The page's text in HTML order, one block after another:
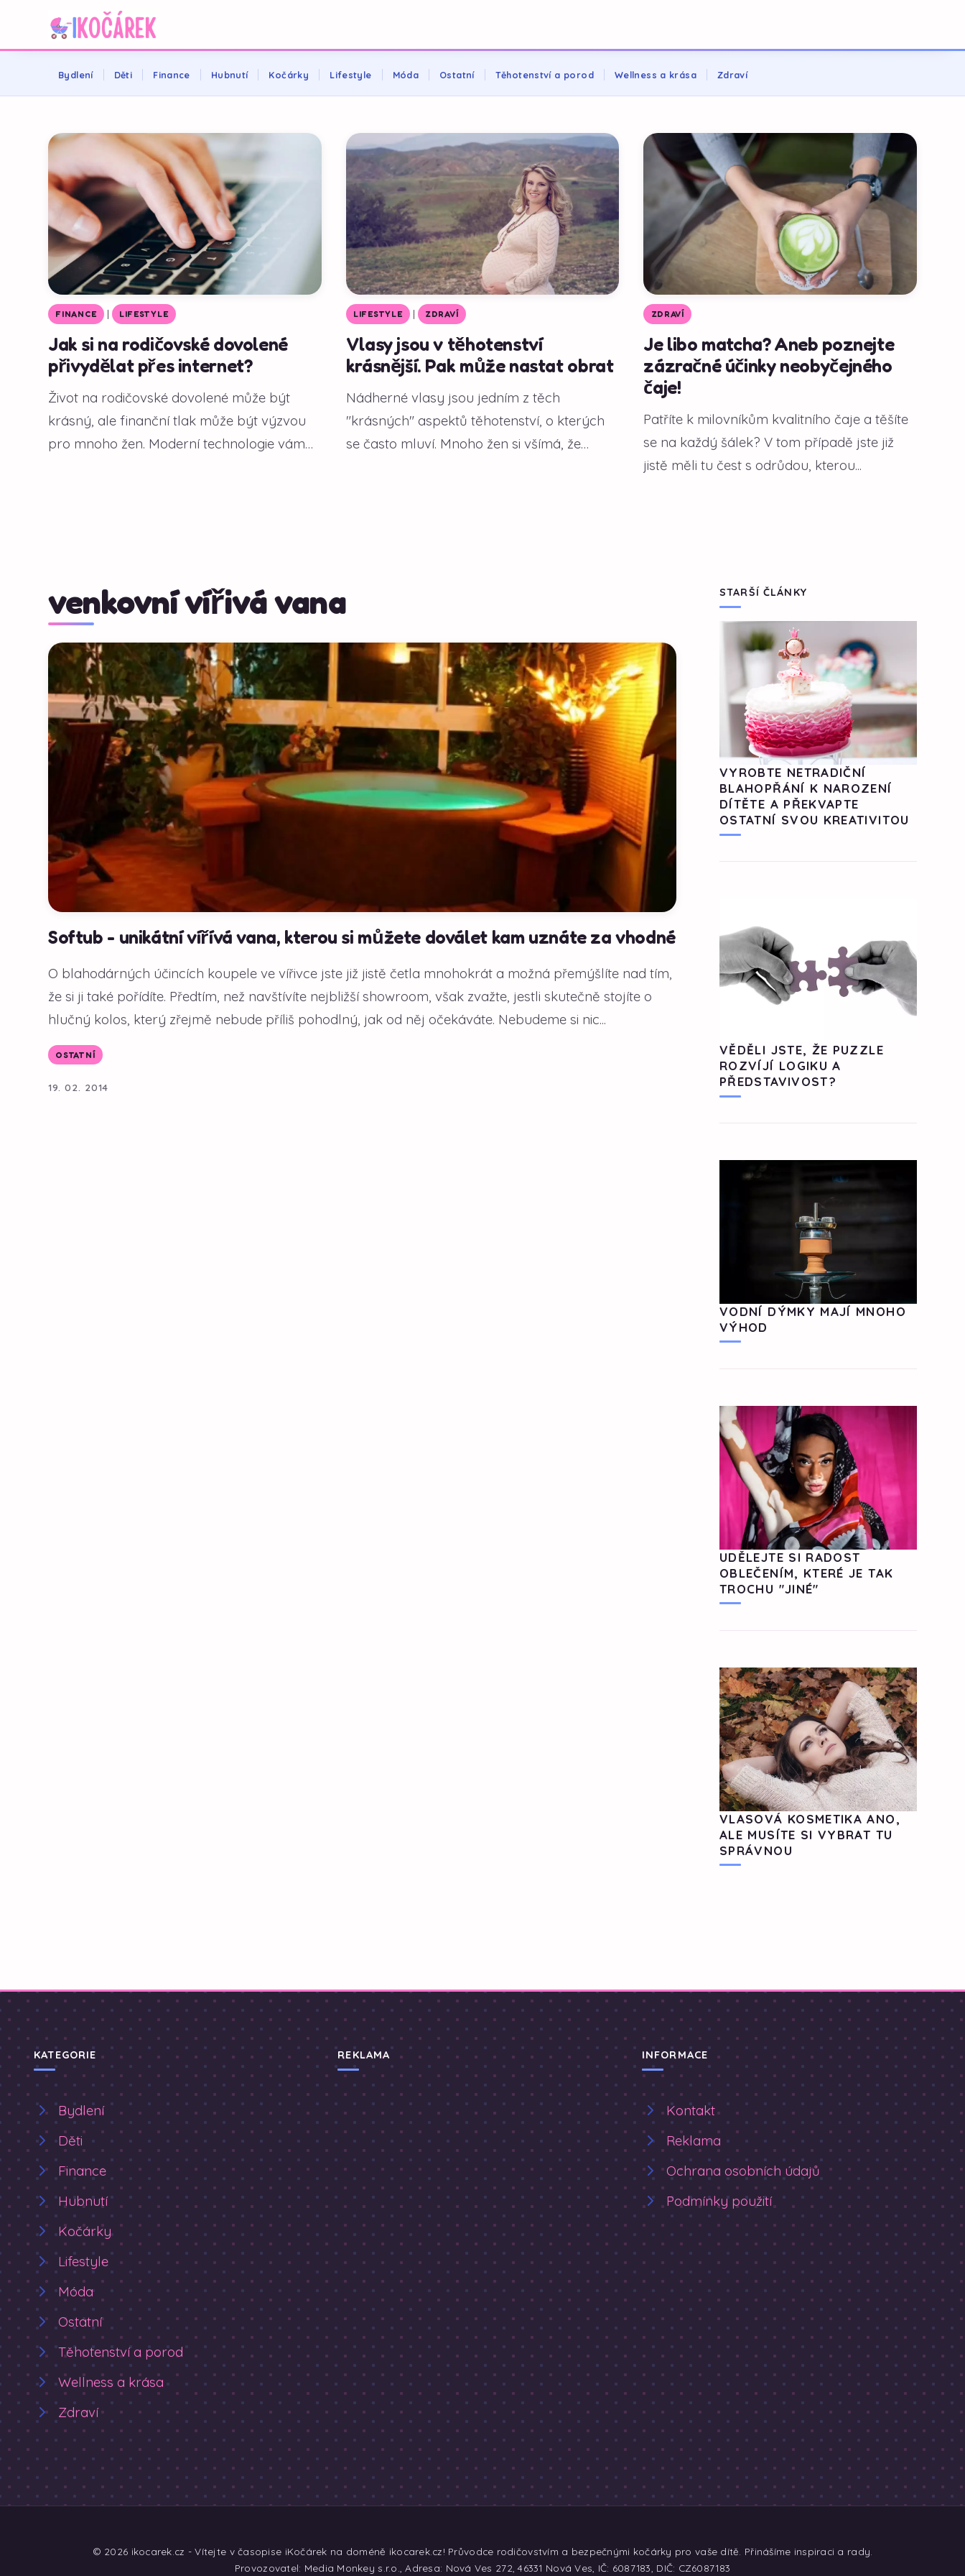
Bydlení Děti Finance Hubnutí Kočárky Lifestyle Móda Ostatní Těhotenství a porod Wellness a krása Zdraví
Jak si na rodičovské dovolené
přivydělat přes internet?
Život na rodičovské dovolené může být
krásný, ale finanční tlak může být výzvou
pro mnoho žen. Moderní technologie vám
FINANCE | LIFESTYLE
Vlasy jsou v těhotenství
krásnější. Pak může nastat obrat
Nádherné vlasy jsou jedním z těch
"krásných" aspektů těhotenství, o kterých
se často mluví. Mnoho žen si všímá, že
LIFESTYLE | ZDRAVÍ
Je libo matcha? Aneb poznejte
zázračné účinky neobyčejného
čaje!
Patříte k milovníkům kvalitního čaje a těšíte
se na každý šálek? V tom případě jste již
jistě měli tu čest s odrůdou, kterou...
ZDRAVÍ
venkovní vířivá vana
Softub - unikátní vířívá vana, kterou si můžete doválet kam uznáte za vhodné
O blahodárných účincích koupele ve vířivce jste již jistě četla mnohokrát a možná přemýšlíte nad tím,
že si ji také pořídíte. Předtím, než navštívíte nejbližší showroom, však zvažte, jestli skutečně stojíte o
hlučný kolos, který zřejmě nebude příliš pohodlný, jak od něj očekáváte. Nebudeme si nic...
OSTATNÍ
19. 02. 2014
STARŠÍ ČLÁNKY
VYROBTE NETRADIČNÍ
BLAHOPŘÁNÍ K NAROZENÍ
DÍTĚTE A PŘEKVAPTE
OSTATNÍ SVOU KREATIVITOU
VĚDĚLI JSTE, ŽE PUZZLE
ROZVÍJÍ LOGIKU A
PŘEDSTAVIVOST?
VODNÍ DÝMKY MAJÍ MNOHO
VÝHOD
UDĚLEJTE SI RADOST
OBLEČENÍM, KTERÉ JE TAK
TROCHU "JINÉ"
VLASOVÁ KOSMETIKA ANO,
ALE MUSÍTE SI VYBRAT TU
SPRÁVNOU
KATEGORIE
Bydlení
Děti
Finance
Hubnutí
Kočárky
Lifestyle
Móda
Ostatní
Těhotenství a porod
Wellness a krása
Zdraví
REKLAMA INFORMACE
Kontakt
Reklama
Ochrana osobních údajů
Podmínky použití
© 2026 ikocarek.cz - Vítejte v časopise iKočárek na doméně ikocarek.cz! Průvodce rodičovstvím a bezpečnými kočárky pro vaše dítě. Přinášíme inspiraci a rady.
Provozovatel: Media Monkey s.r.o., Adresa: Nová Ves 272, 46331 Nová Ves, IČ: 6087183, DIČ: CZ6087183